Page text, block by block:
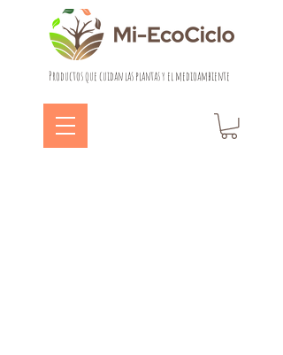
Productos que cuidan las plantas y el medioambiente